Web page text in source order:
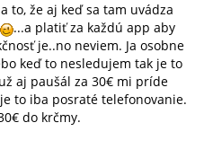
to, že aj keď sa tam uvádza
...a platiť za každú app aby
je..no neviem. Ja osobne
keď to nesledujem tak je to
aj paušál za 30€ mi príde
to iba posraté telefonovanie.
do krčmy.